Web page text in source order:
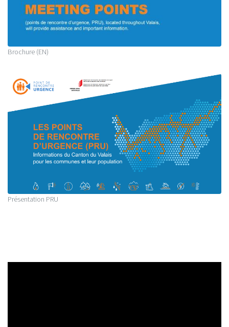
Brochure (EN)
Présentation PRU